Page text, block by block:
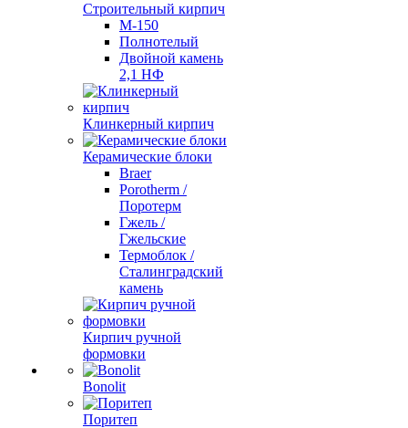
Строительный кирпич
М-150
Полнотелый
Двойной камень
2,1 НФ
Клинкерный кирпич
Керамические блоки
Braer
Porotherm /
Поротерм
Гжель /
Гжельские
Термоблок /
Сталинградский
камень
Кирпич ручной
формовки
Bonolit
Поритеп